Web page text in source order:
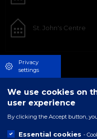
St. John's Centre
Privacy
settings
We use cookies on
user experience
By clicking the Accept button,
Essential cookies -